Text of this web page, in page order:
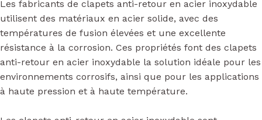
Les fabricants de clapets anti-retour en acier inoxydable
utilisent des matériaux en acier solide, avec des
températures de fusion élevées et une excellente
résistance à la corrosion. Ces propriétés font des clapets
anti-retour en acier inoxydable la solution idéale pour les
environnements corrosifs, ainsi que pour les applications
à haute pression et à haute température.